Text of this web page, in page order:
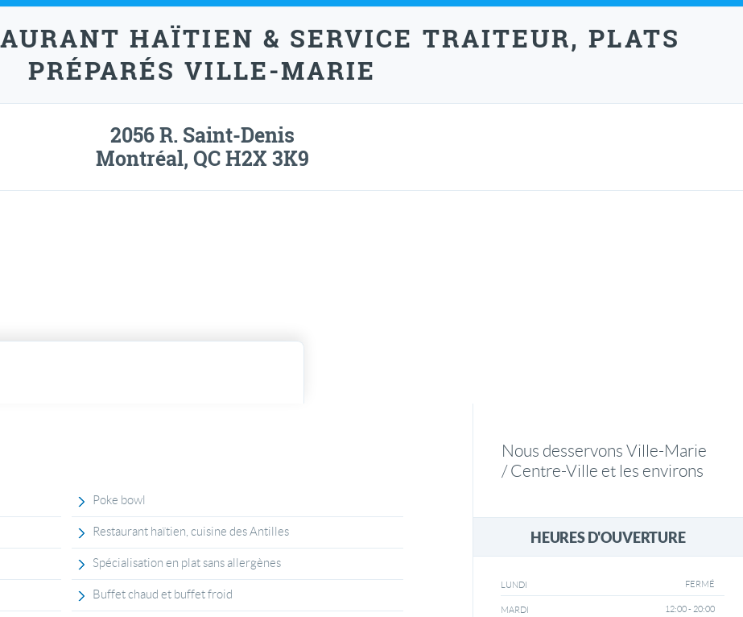
HAÏTIEN & SERVICE TRAITEUR, PLATS
PRÉPARÉS VILLE-MARIE
2056 R. Saint-Denis
Montréal, QC H2X 3K9
Poke bowl
Restaurant haïtien, cuisine des Antilles
Spécialisation en plat sans allergènes
Buffet chaud et buffet froid
Nous desservons Ville-Marie
/ Centre-Ville et les environs
HEURES D'OUVERTURE
LUNDI FERMÉ
MARDI 12:00 - 20:00